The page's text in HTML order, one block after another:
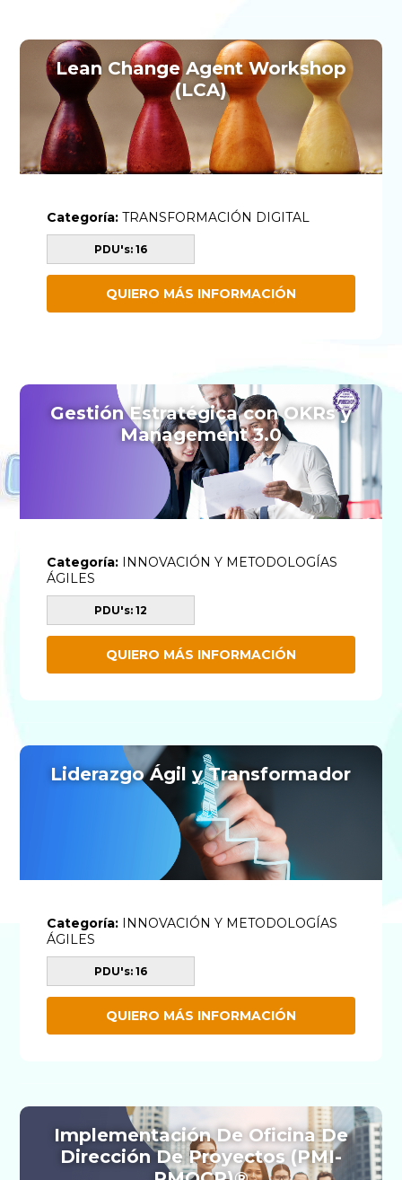
Lean Change Agent Workshop
(LCA)
Categoría:TRANSFORMACIÓN DIGITAL
PDU's: 16
QUIERO MÁS INFORMACIÓN
Gestión Estratégica con OKRs y
Management 3.0
Categoría: INNOVACIÓN Y METODOLOGÍAS
ÁGILES
PDU's: 12
QUIERO MÁS INFORMACIÓN
Liderazgo Ágil y Transformador
Categoría: INNOVACIÓN Y METODOLOGÍAS
ÁGILES
PDU's: 16
QUIERO MÁS INFORMACIÓN
Implementación De Oficina De
Dirección De Proyectos (PMI-